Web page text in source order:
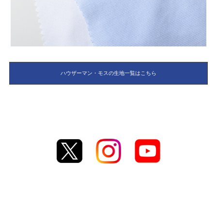
ハウザーマン・モスの生地一覧はこちら